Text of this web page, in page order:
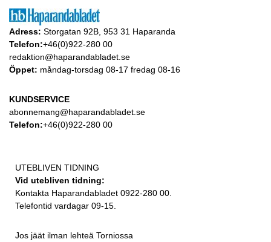
Adress: Storgatan 92B, 953 31 Haparanda
Telefon:+46(0)922-280 00
redaktion@haparandabladet.se
Öppet: måndag-torsdag 08-17 fredag 08-16
KUNDSERVICE
abonnemang@haparandabladet.se
Telefon:+46(0)922-280 00
UTEBLIVEN TIDNING
Vid utebliven tidning:
Kontakta Haparandabladet 0922-280 00.
Telefontid vardagar 09-15.
Jos jäät ilman lehteä Torniossa